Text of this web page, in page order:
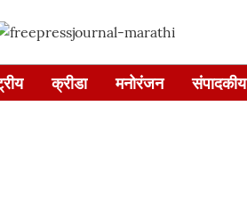
क्रीडा मनोरंजन संपादकीय